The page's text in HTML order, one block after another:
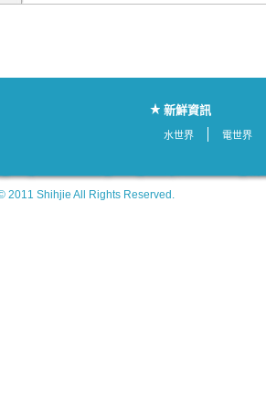
新鮮資訊
水世界 電世界
2011 Shihjie All Rights Reserved.